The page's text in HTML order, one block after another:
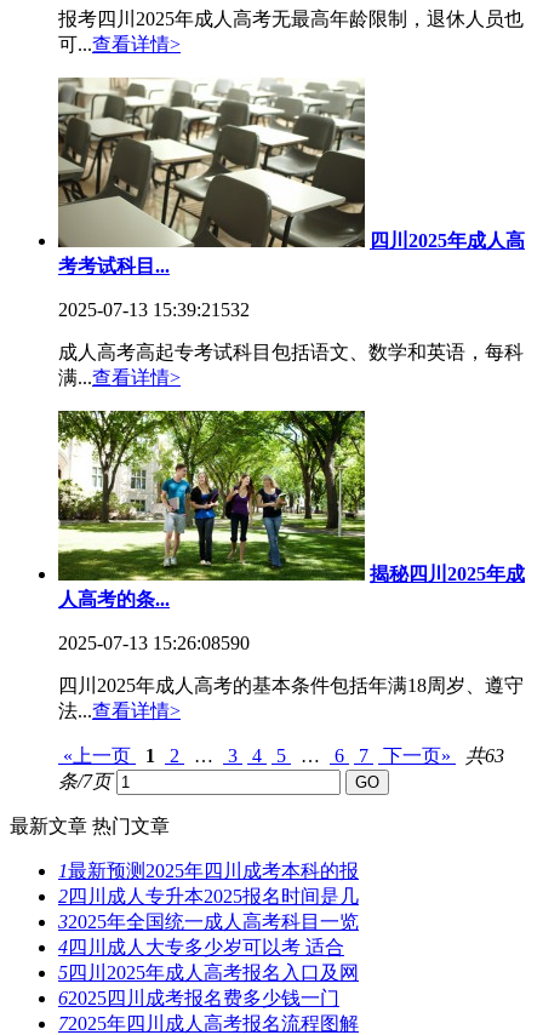
报考四川2025年成人高考无最高年龄限制，退休人员也
可...查看详情>
四川2025年成人高
考考试科目...
2025-07-13 15:39:21 532
成人高考高起专考试科目包括语文、数学和英语，每科
满...查看详情>
揭秘四川2025年成
人高考的条...
2025-07-13 15:26:08590
四川2025年成人高考的基本条件包括年满18周岁、遵守
法...查看详情>
«上一页 1 2 … 3 4 5 … 6 7 下一页»
共63
条/7页
最新文章 热门文章
1最新预测2025年四川成考本科的报
2四川成人专升本2025报名时间是几
32025年全国统一成人高考科目一览
4四川成人大专多少岁可以考 适合
5四川2025年成人高考报名入口及网
62025四川成考报名费多少钱一门
72025年四川成人高考报名流程图解